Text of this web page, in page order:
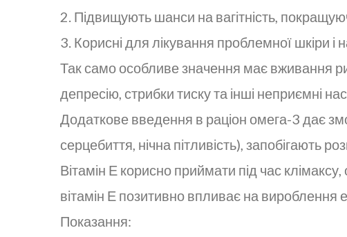
2. Підвищують шанси на вагітність,
3. Корисні для лікування проблемної шкіри і
Так само особливе значення має вживання
депресію, стрибки тиску та інші неприємні
Додаткове введення в раціон омега-3 дає
серцебиття, нічна пітливість), запобігають
Вітамін Е корисно приймати під час клімаксу,
вітамін Е позитивно впливає на вироблення
Показання: